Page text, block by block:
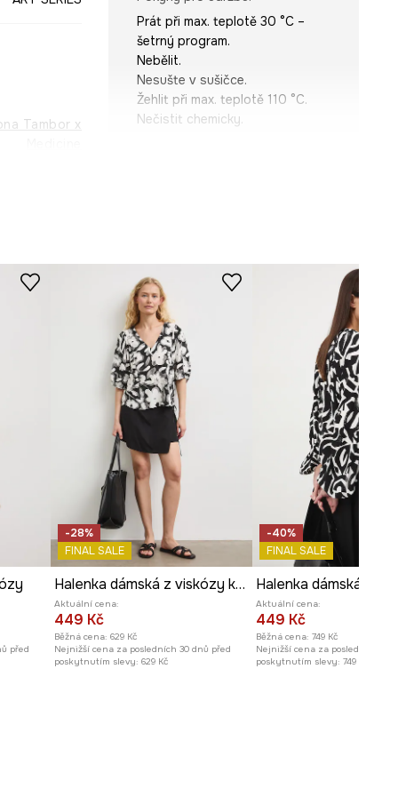
Tambor x
Prát při max. teplotě 30 °C –
šetrný program.
Nebělit.
Nesušte v sušičce.
Žehlit při max. teplotě 110 °C.
Nečistit chemicky.
Typ rukávu
:
Typ rukávu
Střih
Oversize
ROZMĚRY
Míry uvedené pro velikost
Šířka podpaží
Modelka na fotografii je vysoká
179 cm a má na sebe velikost S
Prohlédněte si rozměry
před
-28%
FINAL SALE
Halenka dámská z viskózy květinová
Aktuální cena:
449 Kč
Běžná cena: 629 Kč
Nejnižší cena za posledních 30 dnů před
poskytnutím slevy: 629 Kč
-40%
FINAL SALE
Aktuální cena:
449 Kč
Běžná cena: 749 Kč
Nejnižší cena za posledních 30
poskytnutím slevy: 749 Kč